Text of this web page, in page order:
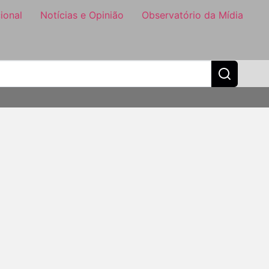
Notícias e Opinião Observatório da Mídia